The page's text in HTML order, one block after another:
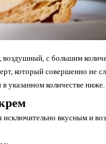
с большим
который совершенно не
указанном количестве ниже.
исключительно вкусным и